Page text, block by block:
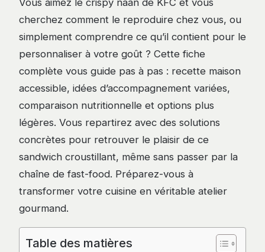
Vous aimez le crispy naan de KFC et vous
cherchez comment le reproduire chez vous, ou
simplement comprendre ce qu’il contient pour le
personnaliser à votre goût ? Cette fiche
complète vous guide pas à pas : recette maison
accessible, idées d’accompagnement variées,
comparaison nutritionnelle et options plus
légères. Vous repartirez avec des solutions
concrètes pour retrouver le plaisir de ce
sandwich croustillant, même sans passer par la
chaîne de fast-food. Préparez-vous à
transformer votre cuisine en véritable atelier
gourmand.
Table des matières